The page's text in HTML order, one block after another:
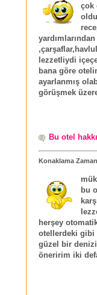
çok
lezzetliydi
bana göre
ayarlanmış
görüşmek
Bu otel
Konaklama
bu
herşey
otellerdeki gibi
güzel bir
öneririm iki